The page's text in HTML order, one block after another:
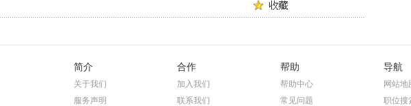
简介
关于我们
服务声明
合作
加入我们
联系我们
帮助
帮助中心
常见问题
导航
网站地
职位搜